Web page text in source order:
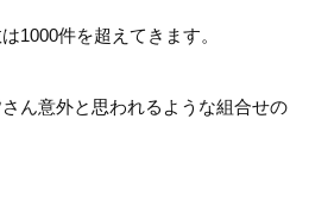
1000件を超えてきます。
ん意外と思われるような組合せの